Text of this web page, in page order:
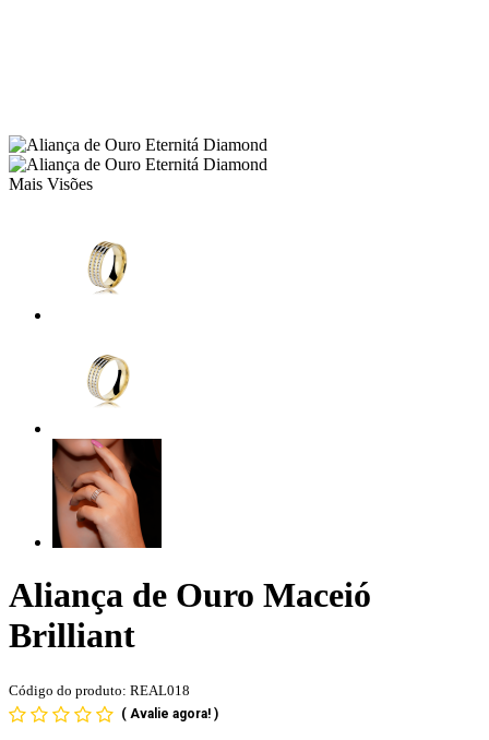
Mais Visões
Aliança de Ouro Maceió
Brilliant
Código do produto: REAL018
( Avalie agora! )